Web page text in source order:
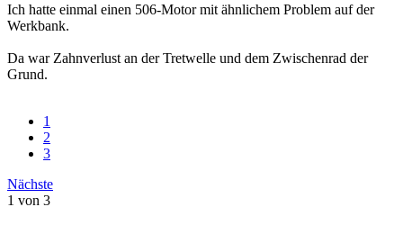
Ich hatte einmal einen 506-Motor mit ähnlichem Problem auf der
Werkbank.
Da war Zahnverlust an der Tretwelle und dem Zwischenrad der
Grund.
1
2
3
Nächste
1 von 3